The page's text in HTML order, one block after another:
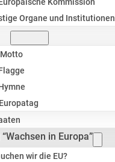
Organe und Institutionen
in Europa”
wir die EU?